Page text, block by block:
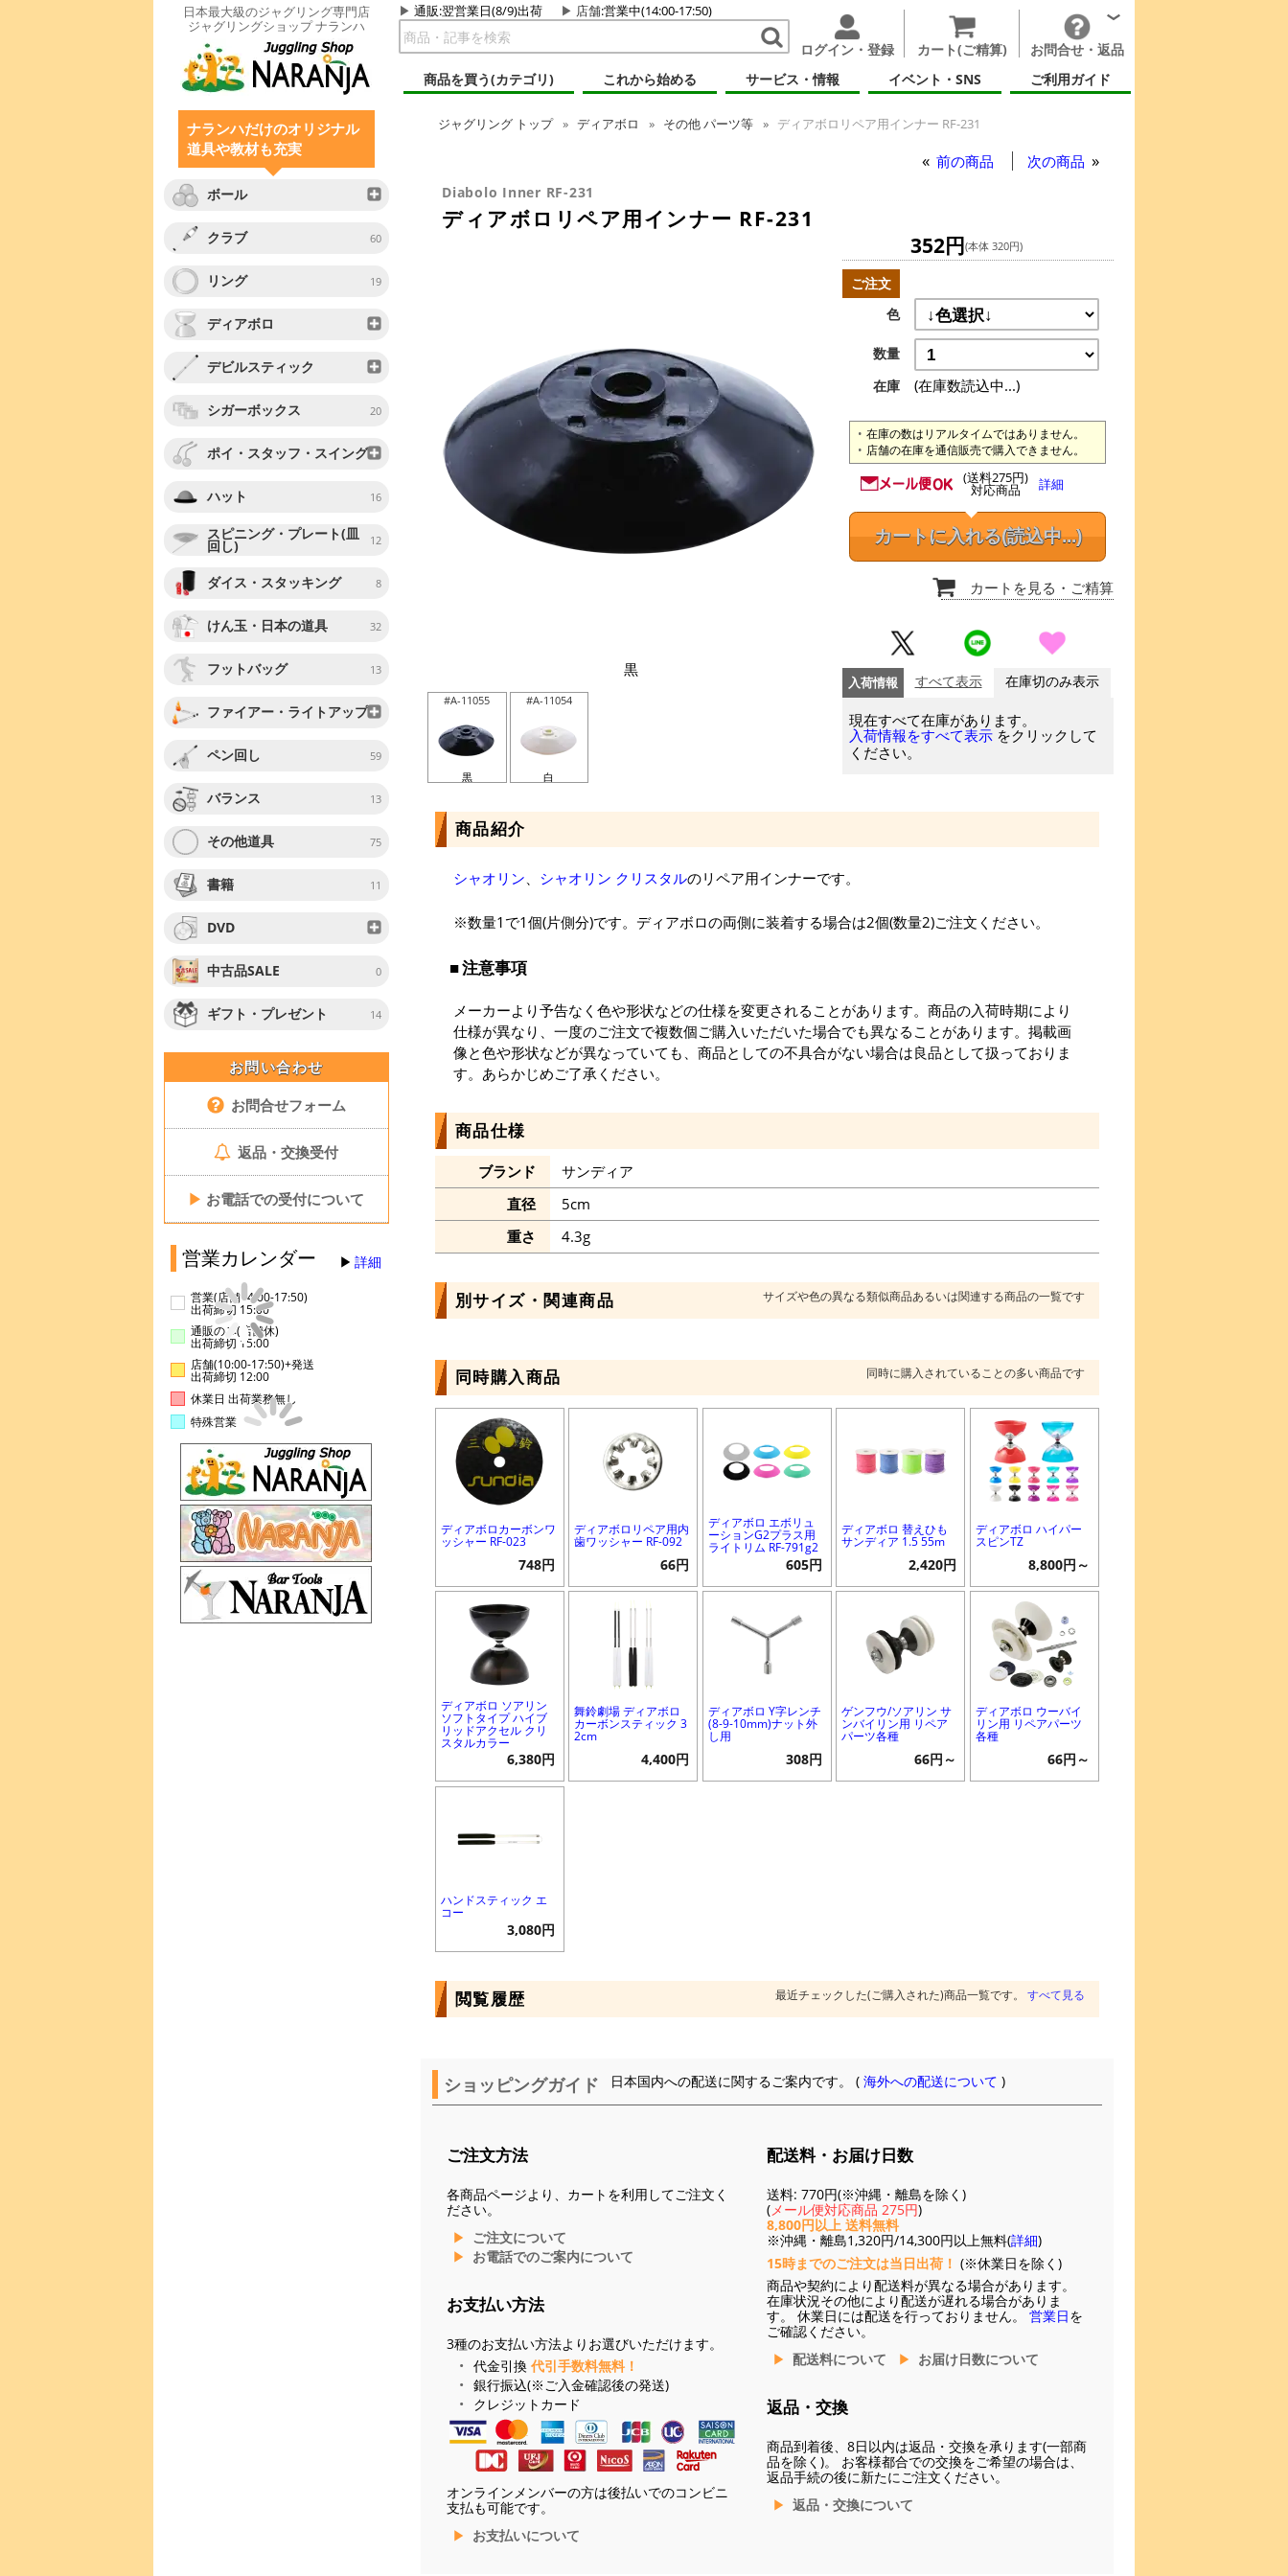
日本最大級のジャグリング専門店
ジャグリングショップ ナランハ
通販:翌営業日(8/9)出荷 店舗:営業中(14:00-17:50)
ログイン・登録 カート(ご精算)
お問合せ・返品
商品を買う(カテゴリ)
これから始める サービス・情報 イベント・SNS ご利用ガイド
ナランハだけのオリジナル
道具や教材も充実
ボール
クラブ 60
リング 19
ディアボロ
デビルスティック
シガーボックス 20
ポイ・スタッフ・スイング
ハット 16
スピニング・プレート(皿
回し) 12
ダイス・スタッキング 8
けん玉・日本の道具 32
フットバッグ 13
ファイアー・ライトアップ
ペン回し 59
バランス 13
その他道具 75
書籍 11
DVD
中古品SALE 0
ギフト・プレゼント 14
お問い合わせ
お問合せフォーム
返品・交換受付
▶ お電話での受付について
営業カレンダー 詳細
営業(店舗14:00-17:50)
出荷締切 15:00
通販のみ(店舗休)
出荷締切 15:00
店舗(10:00-17:50)+発送
出荷締切 12:00
休業日 出荷業務無し
特殊営業
ジャグリング トップ ディアボロ その他 パーツ等 ディアボロリペア用インナー RF-231
前の商品 次の商品
Diabolo Inner RF-231
ディアボロリペア用インナー RF-231
黒
#A-11055
黒
#A-11054
白
352円(本体 320円)
ご注文
色
数量
在庫
(在庫数読込中...)
在庫の数はリアルタイムではありません。
店舗の在庫を通信販売で購入できません。
(送料275円)
対応商品 詳細
カートに入れる(読込中...)
カートを見る ・ご精算
入荷情報 すべて表示 在庫切のみ表示
現在すべて在庫があります。
入荷情報をすべて表示 をクリックして
ください。
商品紹介
シャオリン、 シャオリン クリスタルのリペア用インナーです。
※数量1で1個(片側分)です。ディアボロの両側に装着する場合は2個(数量2)ご注文ください。
注意事項
メーカーより予告なく色や形状などの仕様を変更されることがあります。商品の入荷時期により
仕様が異なり、一度のご注文で複数個ご購入いただいた場合でも異なることがあります。掲載画
像と色や形状などが異なっていても、商品としての不具合がない場合は良品として扱っておりま
す。あらかじめご了承ください。
商品仕様
ブランド
サンディア
直径
5cm
重さ
4.3g
別サイズ・関連商品 サイズや色の異なる類似商品あるいは関連する商品の一覧です
同時購入商品 同時に購入されていることの多い商品です
ディアボロカーボンワ
ッシャー RF-023
748円
ディアボロリペア用内
歯ワッシャー RF-092
66円
ディアボロ エボリュ
ーションG2プラス用
ライトリム RF-791g2
605円
ディアボロ 替えひも
サンディア 1.5 55m
2,420円
ディアボロ ハイパー
スピンTZ
8,800円～
ディアボロ ソアリン
ソフトタイプ ハイブ
リッドアクセル クリ
スタルカラー
6,380円
舞鈴劇場 ディアボロ
カーボンスティック 3
2cm
4,400円
ディアボロ Y字レンチ
(8-9-10mm)ナット外
し用
308円
ゲンフウ/ソアリン サ
ンバイリン用 リペア
パーツ各種
66円～
ディアボロ ウーバイ
リン用 リペアパーツ
各種
66円～
ハンドスティック エ
コー
3,080円
閲覧履歴 最近チェックした(ご購入された)商品一覧です。 すべて見る
ショッピングガイド 日本国内への配送に関するご案内です。 (海外への配送について )
ご注文方法
各商品ページより、カートを利用してご注文く
ださい。
ご注文について
お電話でのご案内について
お支払い方法
3種のお支払い方法よりお選びいただけます。
代金引換 代引手数料無料！
銀行振込(※ご入金確認後の発送)
クレジットカード
オンラインメンバーの方は後払いでのコンビニ
支払も可能です。
お支払いについて
配送料・お届け日数
送料: 770円(※沖縄・離島を除く)
(メール便対応商品 275円)
8,800円以上 送料無料
※沖縄・離島1,320円/14,300円以上無料(詳細)
15時までのご注文は当日出荷！ (※休業日を除く)
商品や契約により配送料が異なる場合があります。
在庫状況その他により配送が遅れる場合がありま
す。 休業日には配送を行っておりません。 営業日を
ご確認ください。
配送料について
お届け日数について
返品・交換
商品到着後、8日以内は返品・交換を承ります(一部商
品を除く)。 お客様都合での交換をご希望の場合は、
返品手続の後に新たにご注文ください。
返品・交換について